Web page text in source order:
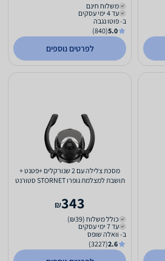
משלוח חינם
עד 4 ימי עסקים
ב- פוטו נגבה
5.0
(840)
לפרטים נוספים
מסכת צלילה עם 2 שנורקלים +פטנט +
תושבת למצלמת גופרו STORNET סטורנט
343
₪
כולל משלוח (₪39)
עד 7 ימי עסקים
ב- וואלה שופס
2.6
(3227)